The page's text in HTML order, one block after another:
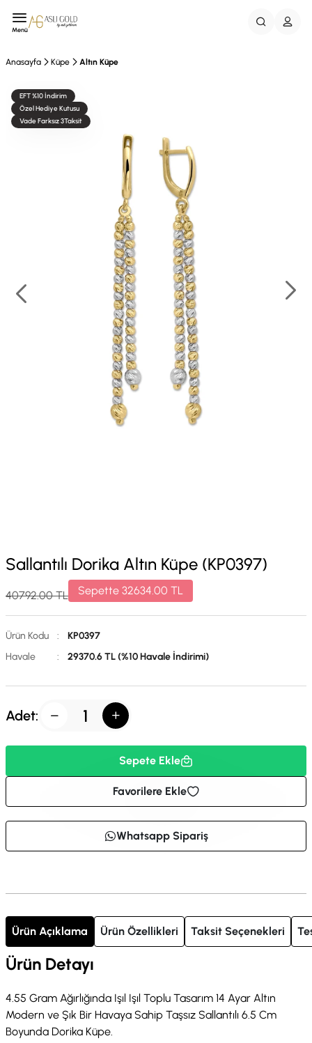
Menü
Anasayfa Küpe Altın Küpe
EFT %10 İndirim
Özel Hediye Kutusu
Vade Farksız 3Taksit
Sallantılı Dorika Altın Küpe (KP0397)
40792.00TL Sepette 32634.00 TL
Ürün Kodu :
KP0397
Havale
: 29370.6 TL (%10 Havale İndirimi)
Adet:
Sepete Ekle
Favorilere Ekle
Whatsapp Sipariş
Ürün Açıklama Ürün Özellikleri Taksit Seçenekleri
Ürün Detayı
4.55 Gram Ağırlığında Işıl Işıl Toplu Tasarım 14 Ayar Altın
Modern ve Şık Bir Havaya Sahip Taşsız Sallantılı 6.5 Cm
Boyunda Dorika Küpe.